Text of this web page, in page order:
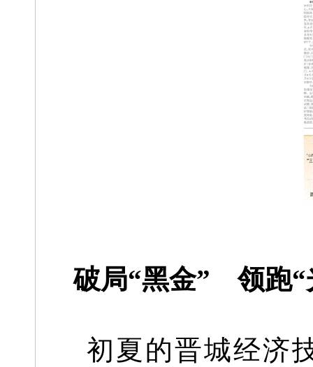
破局“黑金” 领跑“
初夏的晋城经济